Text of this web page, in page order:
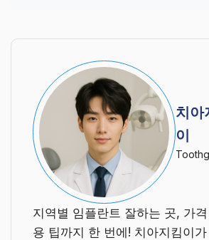
치아
이
지역별 임플란트 잘하는 곳, 가
용 팁까지 한 번에! 치아지킴이